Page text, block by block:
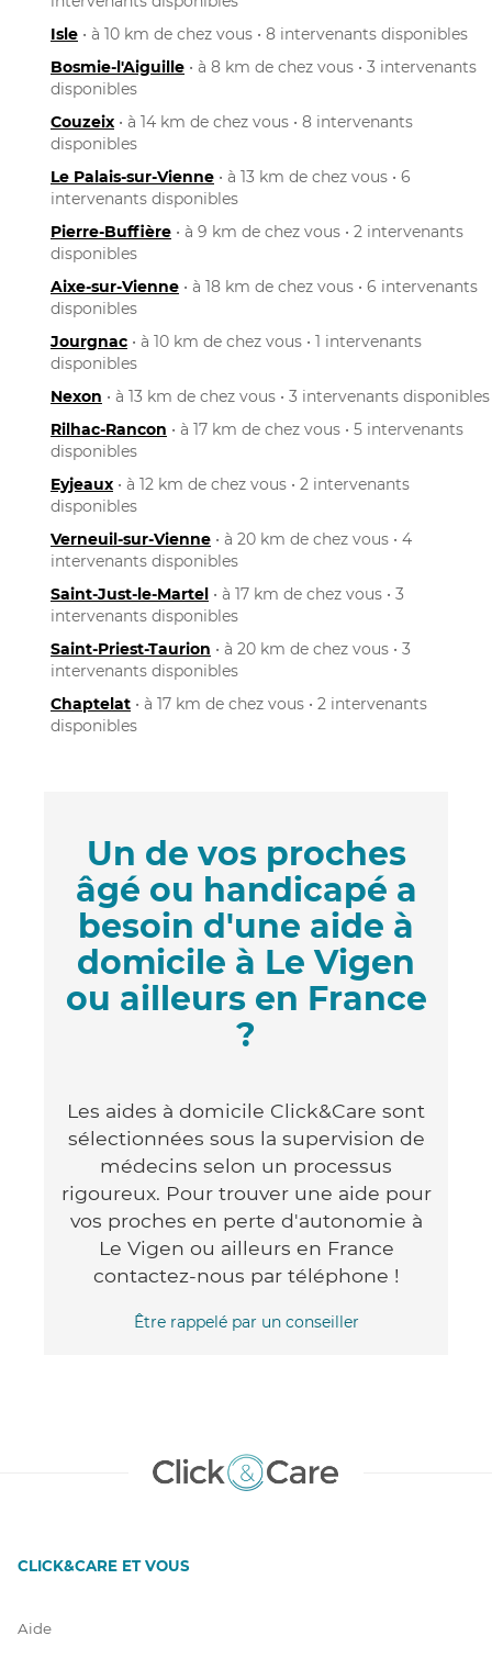
Isle • à 10 km de chez vous • 8 intervenants disponibles
Bosmie-l'Aiguille • à 8 km de chez vous • 3 intervenants
disponibles
Couzeix • à 14 km de chez vous • 8 intervenants
disponibles
Le Palais-sur-Vienne • à 13 km de chez vous • 6
intervenants disponibles
Pierre-Buffière • à 9 km de chez vous • 2 intervenants
disponibles
Aixe-sur-Vienne • à 18 km de chez vous • 6 intervenants
disponibles
Jourgnac • à 10 km de chez vous • 1 intervenants
disponibles
Nexon • à 13 km de chez vous • 3 intervenants disponibles
Rilhac-Rancon • à 17 km de chez vous • 5 intervenants
disponibles
Eyjeaux • à 12 km de chez vous • 2 intervenants
disponibles
Verneuil-sur-Vienne • à 20 km de chez vous • 4
intervenants disponibles
Saint-Just-le-Martel • à 17 km de chez vous • 3
intervenants disponibles
Saint-Priest-Taurion • à 20 km de chez vous • 3
intervenants disponibles
Chaptelat • à 17 km de chez vous • 2 intervenants
disponibles
Un de vos proches
âgé ou handicapé a
besoin d'une aide à
domicile à Le Vigen
ou ailleurs en France
?
Les aides à domicile Click&Care sont
sélectionnées sous la supervision de
médecins selon un processus
rigoureux. Pour trouver une aide pour
vos proches en perte d'autonomie à
Le Vigen ou ailleurs en France
contactez-nous par téléphone !
Être rappelé par un conseiller
CLICK&CARE ET VOUS
Aide